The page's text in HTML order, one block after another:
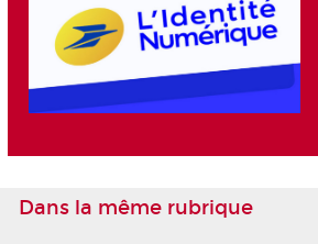
Dans la même rubrique